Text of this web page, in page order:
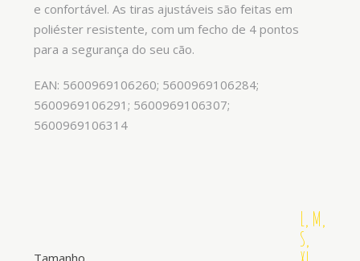
e confortável. As tiras ajustáveis são feitas em
poliéster resistente, com um fecho de 4 pontos
para a segurança do seu cão.
EAN: 5600969106260; 5600969106284;
5600969106291; 5600969106307;
5600969106314
L, M,
S,